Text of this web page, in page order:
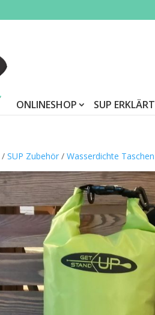
ONLINESHOP SUP ERKLÄRT
/SUP Zubehör /Wasserdichte Taschen